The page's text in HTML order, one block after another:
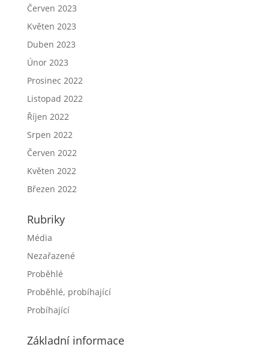
Červen 2023
Květen 2023
Duben 2023
Únor 2023
Prosinec 2022
Listopad 2022
Říjen 2022
Srpen 2022
Červen 2022
Květen 2022
Březen 2022
Rubriky
Média
Nezařazené
Proběhlé
Proběhlé, probíhající
Probíhající
Základní informace